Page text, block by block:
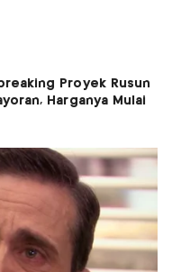
Proyek Rusun
Harganya Mulai